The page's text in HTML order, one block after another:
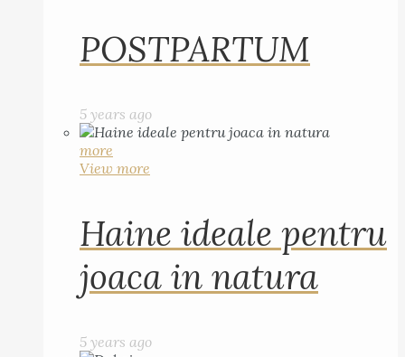
POSTPARTUM
5 years ago
more
View more
Haine ideale pentru
joaca in natura
5 years ago